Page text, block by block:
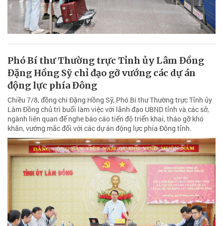
Phó Bí thư Thường trực Tỉnh ủy Lâm Đồng
Đặng Hồng Sỹ chỉ đạo gỡ vướng các dự án
động lực phía Đông
Chiều 7/8, đồng chí Đặng Hồng Sỹ, Phó Bí thư Thường trực Tỉnh ủy
Lâm Đồng chủ trì buổi làm việc với lãnh đạo UBND tỉnh và các sở,
ngành liên quan để nghe báo cáo tiến độ triển khai, tháo gỡ khó
khăn, vướng mắc đối với các dự án động lực phía Đông tỉnh.